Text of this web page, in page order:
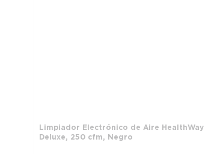
Limpiador Electrónico de Aire HealthWay
Deluxe, 250 cfm, Negro